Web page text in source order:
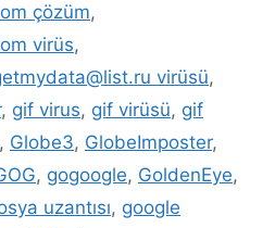
çözüm,
virüs,
virüsü,
, gif virus, gif virüsü, gif
, Globe3, GlobeImposter,
, gogoogle, GoldenEye,
uzantısı, google